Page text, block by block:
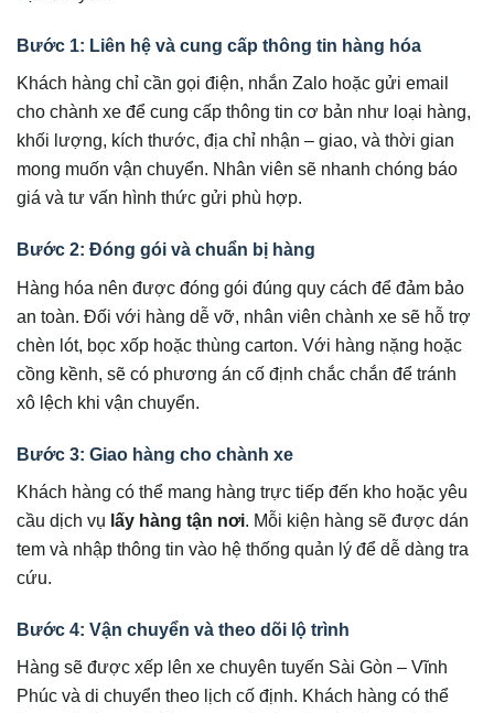
Bước 1: Liên hệ và cung cấp thông tin hàng hóa
Khách hàng chỉ cần gọi điện, nhắn Zalo hoặc gửi email
cho chành xe để cung cấp thông tin cơ bản như loại hàng,
khối lượng, kích thước, địa chỉ nhận – giao, và thời gian
mong muốn vận chuyển. Nhân viên sẽ nhanh chóng báo
giá và tư vấn hình thức gửi phù hợp.
Bước 2: Đóng gói và chuẩn bị hàng
Hàng hóa nên được đóng gói đúng quy cách để đảm bảo
an toàn. Đối với hàng dễ vỡ, nhân viên chành xe sẽ hỗ trợ
chèn lót, bọc xốp hoặc thùng carton. Với hàng nặng hoặc
cồng kềnh, sẽ có phương án cố định chắc chắn để tránh
xô lệch khi vận chuyển.
Bước 3: Giao hàng cho chành xe
Khách hàng có thể mang hàng trực tiếp đến kho hoặc yêu
cầu dịch vụ lấy hàng tận nơi. Mỗi kiện hàng sẽ được dán
tem và nhập thông tin vào hệ thống quản lý để dễ dàng tra
cứu.
Bước 4: Vận chuyển và theo dõi lộ trình
Hàng sẽ được xếp lên xe chuyên tuyến Sài Gòn – Vĩnh
Phúc và di chuyển theo lịch cố định. Khách hàng có thể